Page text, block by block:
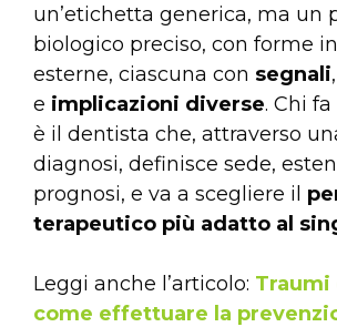
un’etichetta generica, ma un
biologico preciso, con forme
esterne, ciascuna con segnali,
e implicazioni diverse. Chi
è il dentista che, attraverso
diagnosi, definisce sede,
prognosi, e va a scegliere il
terapeutico più adatto al
Leggi anche l’articolo: Traumi
come effettuare la